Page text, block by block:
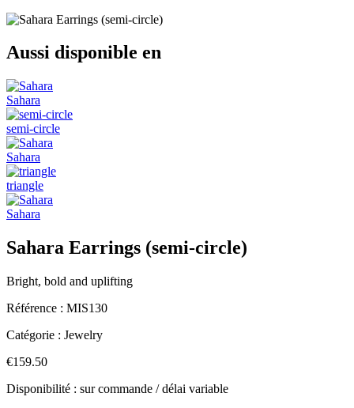
Aussi disponible en
Sahara
semi-circle
Sahara
triangle
Sahara
Sahara Earrings (semi-circle)
Bright, bold and uplifting
Référence : MIS130
Catégorie : Jewelry
€159.50
Disponibilité : sur commande / délai variable